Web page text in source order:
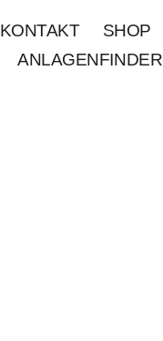
KONTAKT
SHOP
ANLAGENFINDER